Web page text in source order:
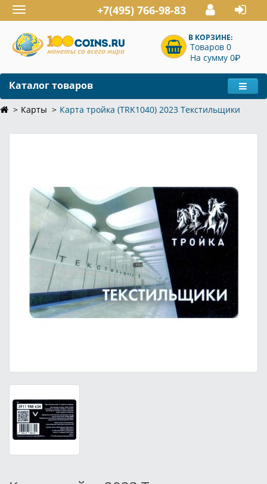
Toggle
navigation
+7(495) 766-98-83
В КОРЗИНЕ:
Товаров 0
На сумму 0P
Каталог товаров
Карты Карта тройка (TRK1040) 2023 Текстильщики